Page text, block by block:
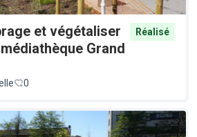
et végétaliser
Grand
Réalisé
0